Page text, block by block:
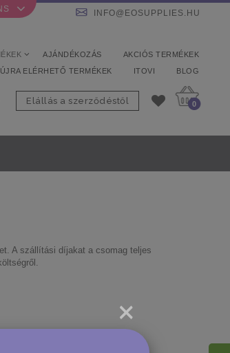
INFO@EOSUPPLIES.HU
AJÁNDÉKOZÁS
AKCIÓS TERMÉKEK
ÚJRA ELÉRHETŐ TERMÉKEK
ITOVI BLOG
0
Elállás a szerződéstől
×
A szállítási díjakat a csomag teljes